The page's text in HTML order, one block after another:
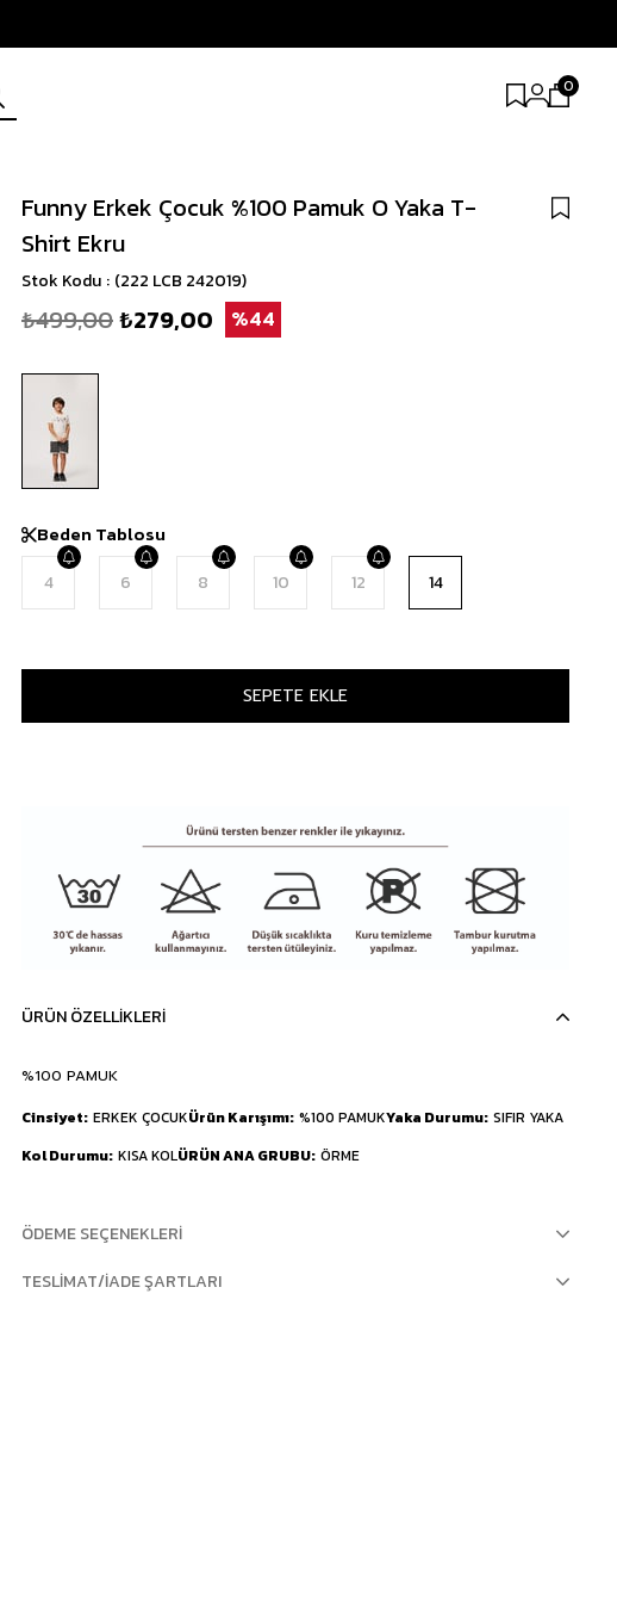
0
Funny Erkek Çocuk %100 Pamuk O Yaka T-
Shirt Ekru
Stok Kodu (222 LCB 242019)
₺499,00₺279,00 44
Beden Tablosu
4 6 8 10 12 14
ÜRÜN ÖZELLIKLERI
%100 PAMUK
Cinsiyet ERKEK ÇOCUKÜrün Karışımı %100 PAMUKYaka Durumu SIFIR YAKA
Kol Durumu KISA KOLÜRÜN ANA GRUBU ÖRME
ÖDEME SEÇENEKLERI
TESLIMAT/İADE ŞARTLARI